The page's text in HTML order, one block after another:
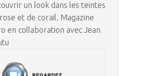
un look dans les teintes
et de corail. Magazine
en collaboration avec Jean